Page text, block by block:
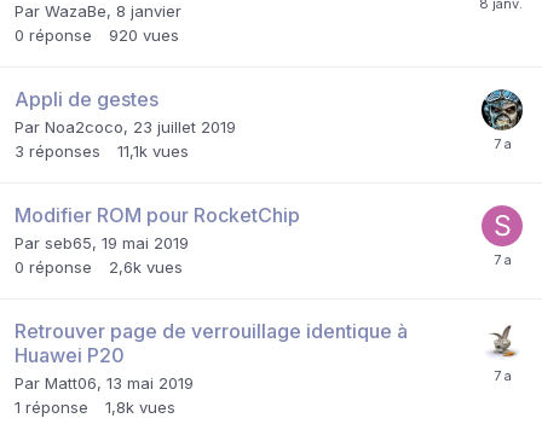
Par WazaBe, 8 janvier
0 réponse 920 vues
Appli de gestes
Par Noa2coco, 23 juillet 2019
3 réponses 11,1k vues
Modifier ROM pour RocketChip
Par seb65, 19 mai 2019
0 réponse 2,6k vues
Retrouver page de verrouillage identique à
Huawei P20
Par Matt06, 13 mai 2019
1 réponse 1,8k vues